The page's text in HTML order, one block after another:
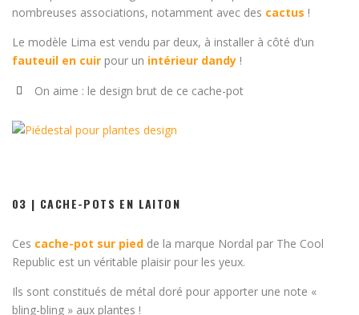
nombreuses associations, notamment avec des cactus !
Le modèle Lima est vendu par deux, à installer à côté d’un
fauteuil en cuir pour un intérieur dandy !
On aime : le design brut de ce cache-pot
03 | CACHE-POTS EN LAITON
Ces cache-pot sur pied de la marque Nordal par The Cool
Republic est un véritable plaisir pour les yeux.
Ils sont constitués de métal doré pour apporter une note «
bling-bling » aux plantes !